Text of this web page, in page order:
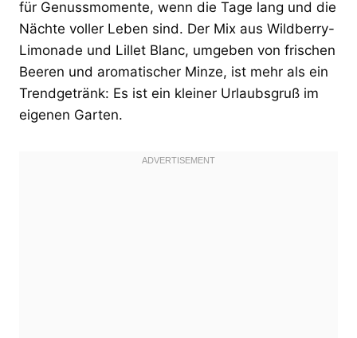
für Genussmomente, wenn die Tage lang und die
Nächte voller Leben sind. Der Mix aus Wildberry-
Limonade und Lillet Blanc, umgeben von frischen
Beeren und aromatischer Minze, ist mehr als ein
Trendgetränk: Es ist ein kleiner Urlaubsgruß im
eigenen Garten.